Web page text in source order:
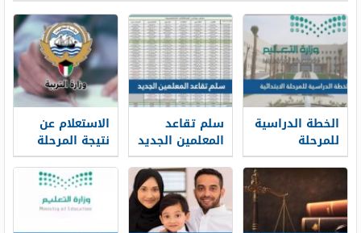
الخطة الدراسية
للمرحلة
الابتدائية 1448
سلم تقاعد
المعلمين الجديد
1448
الاستعلام عن
نتيجة المرحلة
المتوسطة
بالرقم المدني
في الكويت